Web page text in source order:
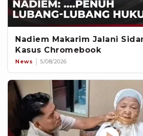
Nadiem Makarim Jalani
Kasus Chromebook
News 5/08/2026